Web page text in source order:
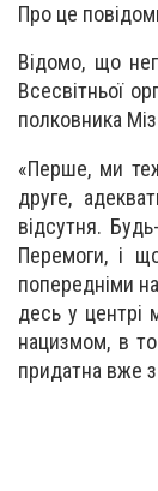
Про це
Відомо, що
Всесвітньої
полковника
«Перше, ми
друге,
відсутня.
Перемоги, і
попередніми
десь у центрі
нацизмом, в
придатна вже